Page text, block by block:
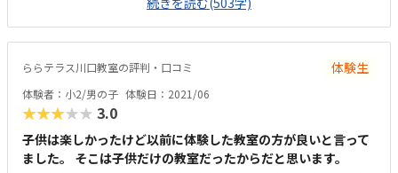
クールなので、テキストも上手く作られていました。川口駅東口から徒歩
5分かからないので、立地条件は良いです。付近に駐車場もあるので、雨
天時も通いやすいと思います。いろんな張り紙やテキストが置いてあり、
れてて、安心して通えるかと思います。他の大手プログラミング教室と料
金はさほど変わらないと思います。ロボット教室以外はテキスト代が受講
料に含まれているので、少しだけお得感がありますか子どもの主体性を認
め、みんなの前で発表する機会があったりと、プログラミングだけでな
く、思考能力も高まる授業だと思いました。息子は発表が恥ずかしかった
ようです。
ららテラス川口教室の評判・口コミ 体験生
体験者：小2/男の子 体験日：2021/06
★★★★★ 3.0
子供は楽しかったけど以前に体験した教室の方が良いと言って
ました。 そこは子供だけの教室だったからだと思います。